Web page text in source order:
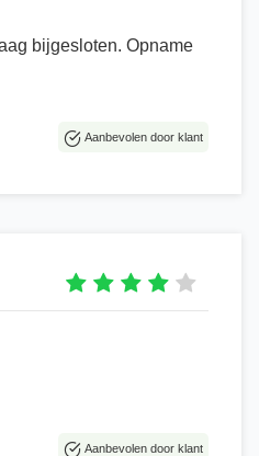
bijgesloten. Opname
Aanbevolen door klant
Aanbevolen door klant